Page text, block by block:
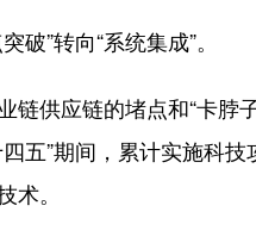
”转向“系统集成”。
供应链的堵点和“卡脖
五”期间，累计实施科
。